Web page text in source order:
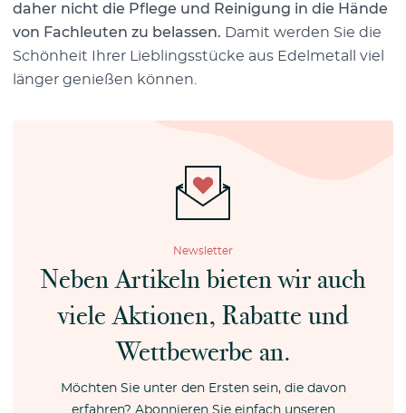
daher nicht die Pflege und Reinigung in die Hände
von Fachleuten zu belassen. Damit werden Sie die
Schönheit Ihrer Lieblingsstücke aus Edelmetall viel
länger genießen können.
Newsletter
Neben Artikeln bieten wir auch
viele Aktionen, Rabatte und
Wettbewerbe an.
Möchten Sie unter den Ersten sein, die davon
erfahren? Abonnieren Sie einfach unseren